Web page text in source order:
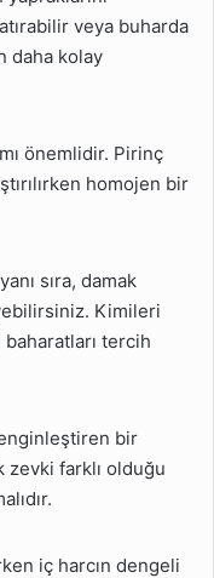
veya buharda
daha kolay
önemlidir. Pirinç
homojen bir
sıra, damak
Kimileri
tercih
bir
zevki farklı olduğu
iç harcın dengeli